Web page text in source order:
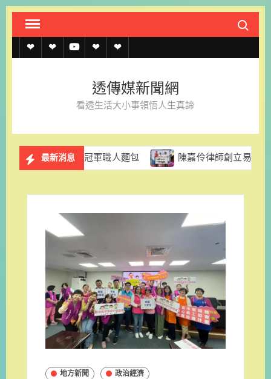
Skip
content
Search
透
約
透
上
記
透 聯
我
官
LINE
透傳媒新聞網
看透生活大小事領悟人生真諦
最新消息
出日本冠軍職人麵包 陳嘉伶律師創立易勝法律事務所
地方新聞 政治經濟